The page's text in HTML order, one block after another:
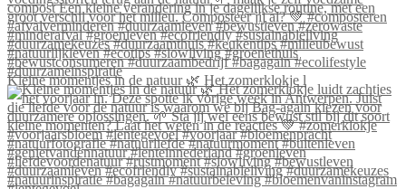
Kleine momentjes in de natuur 🌿 Het zomerklokje l